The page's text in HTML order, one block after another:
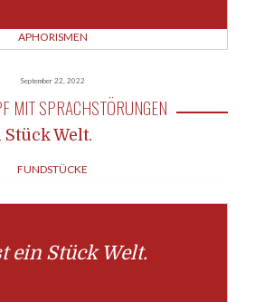
APHORISMEN
September 22, 2022
MIT SPRACHSTÖRUNGEN
Welt.
FUNDSTÜCKE
ein Stück Welt.